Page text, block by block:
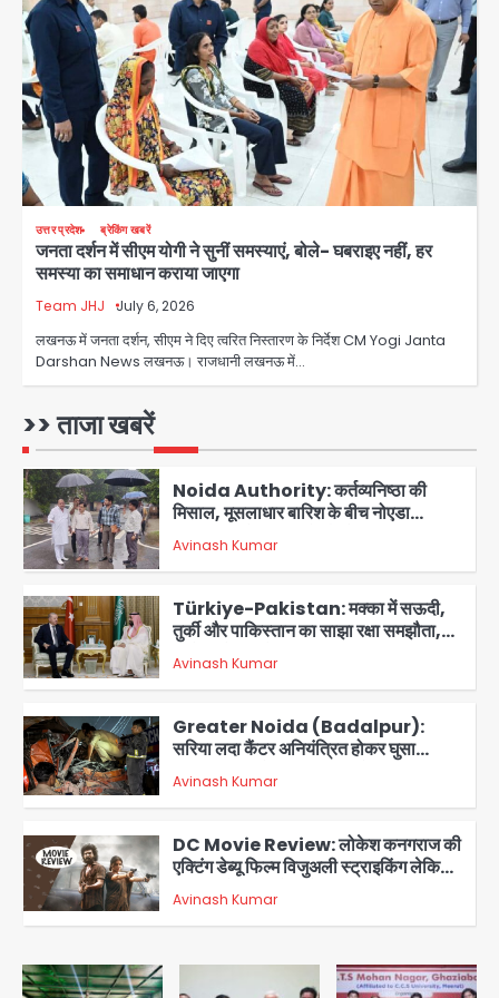
उत्तर प्रदेश ब्रेकिंग खबरें
जनता दर्शन में सीएम योगी ने सुनीं समस्याएं, बोले- घबराइए नहीं, हर
समस्या का समाधान कराया जाएगा
Team JHJ July 6, 2026
लखनऊ में जनता दर्शन, सीएम ने दिए त्वरित निस्तारण के निर्देश CM Yogi Janta
Darshan News लखनऊ। राजधानी लखनऊ में…
>> ताजा खबरें
3
Türkiye-Pakistan: मक्का में सऊदी,
तुर्की और पाकिस्तान का साझा रक्षा समझौता,
जानें इसके मायने
Avinash Kumar
4
Greater Noida (Badalpur):
सरिया लदा कैंटर अनियंत्रित होकर घुसा
किराना दुकान में , ड्राइवर की मौत
Avinash Kumar
DC Movie Review: लोकेश कनगराज की
एक्टिंग डेब्यू फिल्म विजुअली स्ट्राइकिंग लेकिन
स्क्रीनप्ले में कमजोर, लेकिन कहानी अधूरी रह
Avinash Kumar
1
Felix Hospital Noida: फेलिक्स
2
Noida Authority: कर्तव्यनिष्ठा की
मिसाल, मूसलाधार बारिश के बीच नोएडा
प्राधिकरण ने संभाला मोर्चा, सेक्टर 105
आरडब्ल्यूए ने जताया आभार
Avinash Kumar
3
Türkiye-Pakistan: मक्का में सऊदी,
तुर्की और पाकिस्तान का साझा रक्षा समझौता,
जानें इसके मायने
Avinash Kumar
4
Greater Noida (Badalpur):
सरिया लदा कैंटर अनियंत्रित होकर घुसा
किराना दुकान में , ड्राइवर की मौत
Avinash Kumar
5
DC Movie Review: लोकेश कनगराज की
एक्टिंग डेब्यू फिल्म विजुअली स्ट्राइकिंग लेकिन
स्क्रीनप्ले में कमजोर, लेकिन कहानी अधूरी रह
गई, 3 स्टार रेटिंग
Avinash Kumar
Felix Hospital Noida: फेलिक्स
हॉस्पिटल और नोएडा लोक मंच की पहल, अब